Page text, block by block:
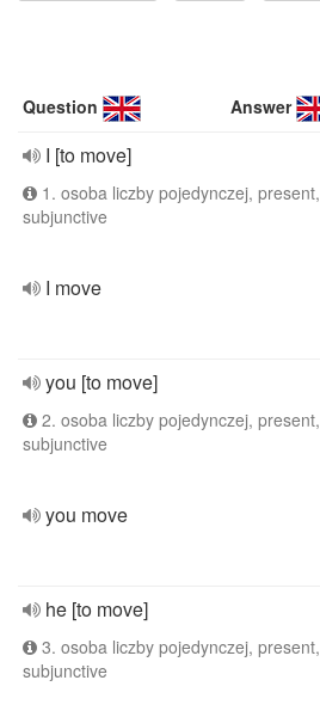
Question Answer
I [to move]
1. osoba liczby pojedynczej, present,
subjunctive
I move
you [to move]
2. osoba liczby pojedynczej, present,
subjunctive
you move
he [to move]
3. osoba liczby pojedynczej, present,
subjunctive